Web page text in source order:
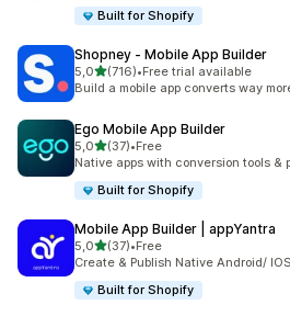
Built for Shopify
Shopney ‑ Mobile App Builder
5,0av 5 stjerner
(716)
Totalt 716 omtaler
•Free trial available
Build a mobile app converts way
Ego Mobile App Builder
5,0av 5 stjerner
(37)
Totalt 37 omtaler
•Free
Native apps with conversion tools &
Built for Shopify
Mobile App Builder | appYantra
5,0av 5 stjerner
(37)
Totalt 37 omtaler
•Free
Create & Publish Native Android/
Built for Shopify